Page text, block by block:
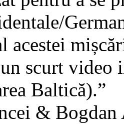
acestei
scurt video
Baltică).”
& Bogdan